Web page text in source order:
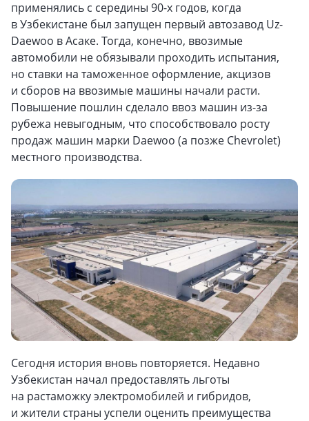
применялись с середины 90-х годов, когда
в Узбекистане был запущен первый автозавод Uz-
Daewoo в Асаке. Тогда, конечно, ввозимые
автомобили не обязывали проходить испытания,
но ставки на таможенное оформление, акцизов
и сборов на ввозимые машины начали расти.
Повышение пошлин сделало ввоз машин из-за
рубежа невыгодным, что способствовало росту
продаж машин марки Daewoo (а позже Chevrolet)
местного производства.
Сегодня история вновь повторяется. Недавно
Узбекистан начал предоставлять льготы
на растаможку электромобилей и гибридов,
и жители страны успели оценить преимущества